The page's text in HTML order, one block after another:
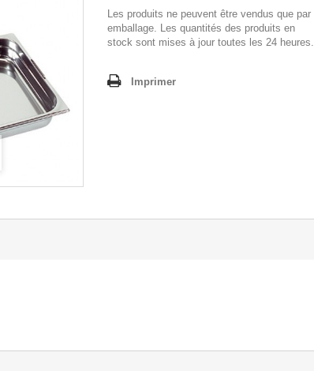
Les produits ne peuvent être vendus que par
emballage. Les quantités des produits en
stock sont mises à jour toutes les 24 heures.
Imprimer